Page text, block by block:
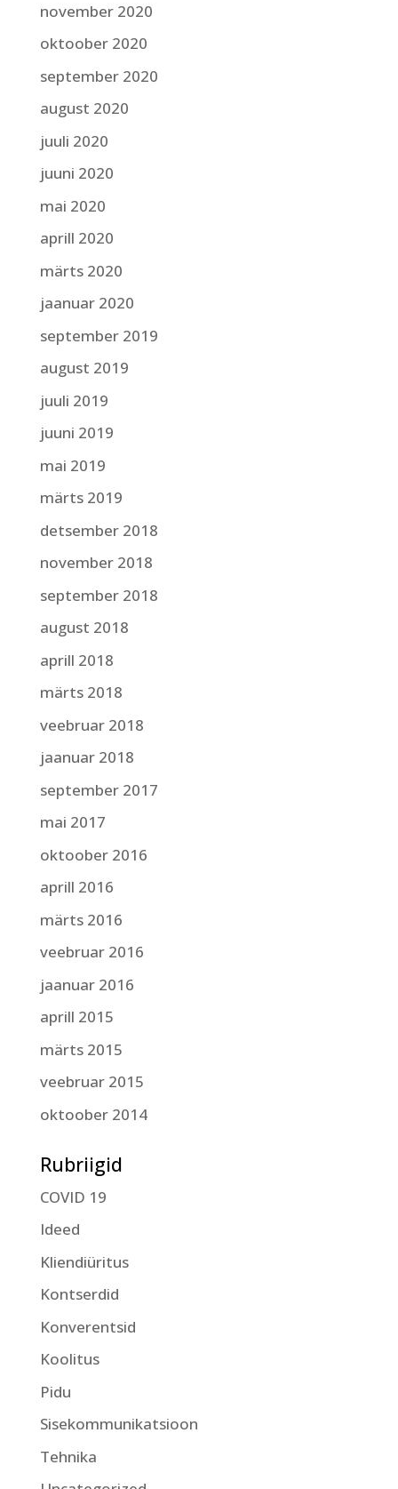
november 2020
oktoober 2020
september 2020
august 2020
juuli 2020
juuni 2020
mai 2020
aprill 2020
märts 2020
jaanuar 2020
september 2019
august 2019
juuli 2019
juuni 2019
mai 2019
märts 2019
detsember 2018
november 2018
september 2018
august 2018
aprill 2018
märts 2018
veebruar 2018
jaanuar 2018
september 2017
mai 2017
oktoober 2016
aprill 2016
märts 2016
veebruar 2016
jaanuar 2016
aprill 2015
märts 2015
veebruar 2015
oktoober 2014
Rubriigid
COVID 19
Ideed
Kliendiüritus
Kontserdid
Konverentsid
Koolitus
Pidu
Sisekommunikatsioon
Tehnika